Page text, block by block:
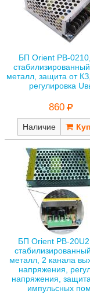
БП Orient PB-
металл, защита от
регулировка
860
Наличие
БП Orient PB-
металл, 2 канала
напряжения,
напряжения,
импульсных